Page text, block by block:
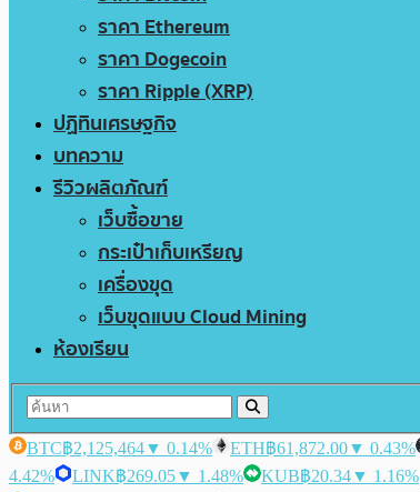
ราคา Ethereum
ราคา Dogecoin
ราคา Ripple (XRP)
ปฏิทินเศรษฐกิจ
บทความ
รีวิวผลิตภัณฑ์
เว็บซื้อขาย
กระเป๋าเก็บเหรียญ
เครื่องขุด
เว็บขุดแบบ Cloud Mining
ห้องเรียน
BTC฿2,125,464▼ 0.14% ETH฿61,872.00▼ 0.43%
4.42%
LINK฿269.05▼ 1.48% KUB฿20.34▼ 1.16%